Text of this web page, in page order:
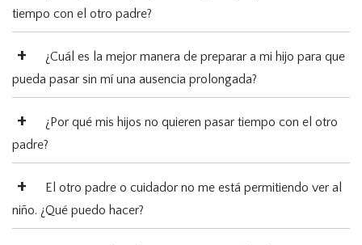
tiempo con el otro padre?
¿Cuál es la mejor manera de preparar a mi hijo para que
pueda pasar sin mí una ausencia prolongada?
¿Por qué mis hijos no quieren pasar tiempo con el otro
padre?
El otro padre o cuidador no me está permitiendo ver al
niño. ¿Qué puedo hacer?